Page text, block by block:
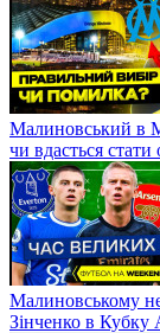
Малиновський в
чи вдасться
Малиновському
Зінченко в Кубку